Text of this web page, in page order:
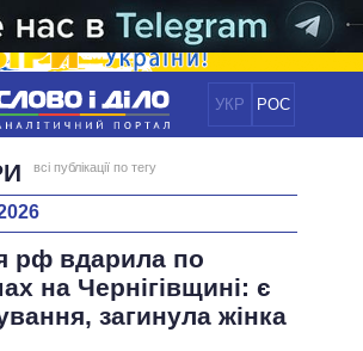
УКР РОС
НОВИНИ
ЕКОНОМІКА
СУСПІЛЬСТВО
СВІТ
ПОЛIТИКИ
ІНФОГРАФІКА
всі публікації по тегу
рф вдарила по
на Чернігівщині: є
загинула жінка